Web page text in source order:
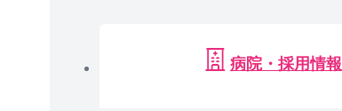
病院・採用情報